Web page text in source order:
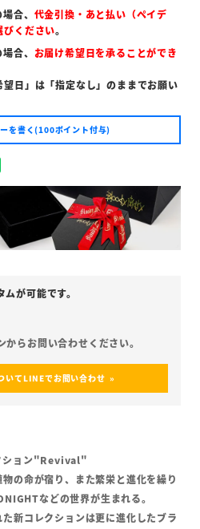
合、 代金引換・あと払い（ペイデ
びください。
合、 お届け希望日を承ることができ
望日」は「指定なし」のままでお願い
を書く(100ポイント付与)
いてLINEでお問い合わせ
ション"Revival"
の命が宿り、また繁栄と進化を繰り
などの世界が生まれる。
新コレクションは更に進化したブラ